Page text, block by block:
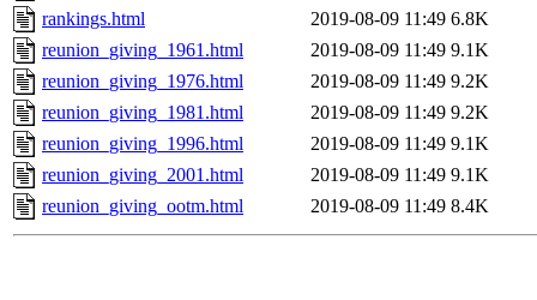
rankings.html
2019-08-09 11:49 6.8K
reunion_giving_1961.html
2019-08-09 11:49 9.1K
reunion_giving_1976.html
2019-08-09 11:49 9.2K
reunion_giving_1981.html
2019-08-09 11:49 9.2K
reunion_giving_1996.html
2019-08-09 11:49 9.1K
reunion_giving_2001.html
2019-08-09 11:49 9.1K
reunion_giving_ootm.html
2019-08-09 11:49 8.4K